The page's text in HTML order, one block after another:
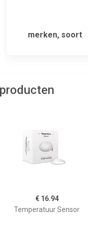
merken, soort
€ 16.94
Temperatuur Sensor